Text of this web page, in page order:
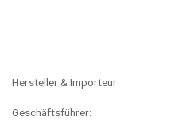
Hersteller & Importeur
Geschäftsführer: